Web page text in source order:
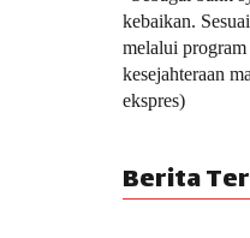
kebaikan.
melalui
kesejahteraan
ekspres)
Berita